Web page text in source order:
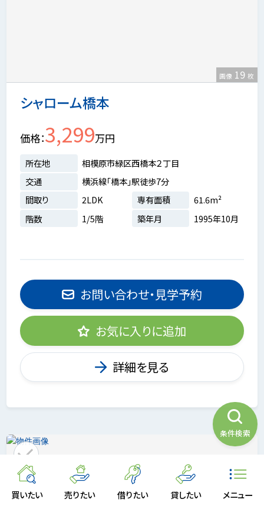
買いたい 売りたい 借りたい 貸したい メニュー
シャローム橋本
画像 19 枚
価格 3,299万円
所在地
相模原市緑区西橋本２丁目
交通
横浜線「橋本」駅徒歩7分
間取り
2LDK 専有面積
61.6m²
階数
1/5階 築年月 1995年10月
お問い合わせ・見学予約
お気に入りに追加
詳細を見る
条件検索